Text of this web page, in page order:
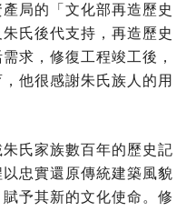
局的「文化部再造歷史
氏後代支持，再造歷史
求，修復工程竣工後，
他很感謝朱氏族人的用
氏家族數百年的歷史記
忠實還原傳統建築風貌
予其新的文化使命。修